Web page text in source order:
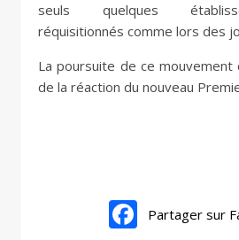
seuls quelques
réquisitionnés comme lors des
La poursuite de ce
de la réaction du nouveau
Partager sur